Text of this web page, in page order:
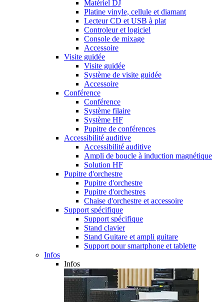
Matériel DJ
Platine vinyle, cellule et diamant
Lecteur CD et USB à plat
Controleur et logiciel
Console de mixage
Accessoire
Visite guidée
Visite guidée
Système de visite guidée
Accessoire
Conférence
Conférence
Système filaire
Système HF
Pupitre de conférences
Accessibilité auditive
Accessibilité auditive
Ampli de boucle à induction magnétique
Solution HF
Pupitre d'orchestre
Pupitre d'orchestre
Pupitre d'orchestres
Chaise d'orchestre et accessoire
Support spécifique
Support spécifique
Stand clavier
Stand Guitare et ampli guitare
Support pour smartphone et tablette
Infos
Infos